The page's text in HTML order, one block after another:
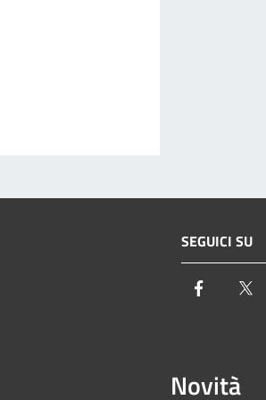
SEGUICI SU
Facebook
Novità